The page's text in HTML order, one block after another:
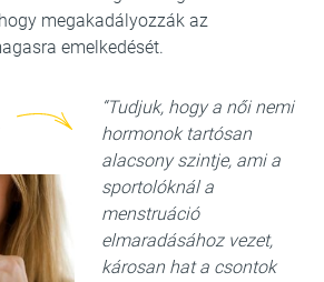
megakadályozzák az
emelkedését.
“Tudjuk, hogy a női nemi
hormonok tartósan
alacsony szintje, ami a
sportolóknál a
menstruáció
elmaradásához vezet,
károsan hat a csontok